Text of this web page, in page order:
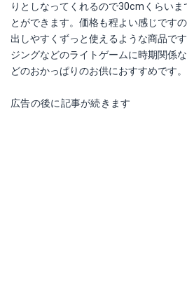
りとしなってくれるので30cmくらいま
とができます。価格も程よい感じです
出しやすくずっと使えるような商品で
ジングなどのライトゲームに時期関係
どのおかっぱりのお供におすすめです。
広告の後に記事が続きます